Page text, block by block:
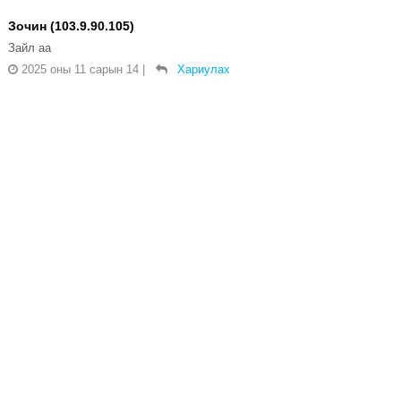
Зочин (103.9.90.105)
Зайл аа
2025 оны 11 сарын 14 | Хариулах